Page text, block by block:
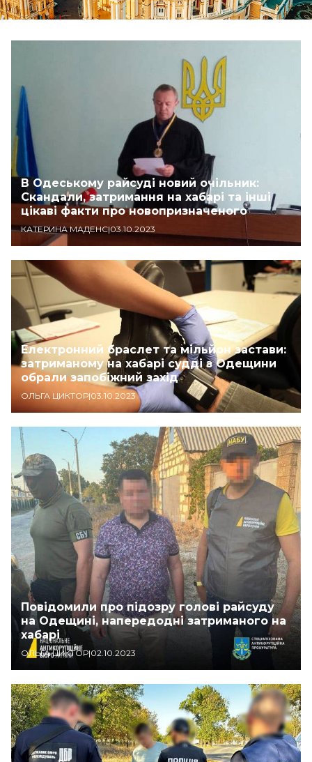
В Одеському райсуді новий очільник:
Скандали, затримання на хабарі та інші
цікаві факти про новопризначеного
КАТЕРИНА МАДЕНС|03.10.2023
Електронний браслет та мільйон застави:
затриманому на хабарі судді з Одещини
обрали запобіжний захід
ОЛЬГА ЦИКТОР|03.10.2023
Повідомили про підозру голові райсуду
на Одещині, напередодні затриманого на
хабарі
ОЛЬГА ЦИКТОР|02.10.2023